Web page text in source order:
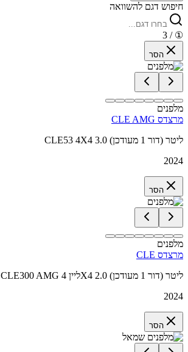
חיפוש דגם להשוואה
①
/ 3
הסר
מלפנים
מרצדס CLE AMG
CLE53 4X4 3.0 ליטר (דור 1 מעודכן)
2024
הסר
מלפנים
מרצדס CLE
CLE300 AMG ליין 4X4 2.0 ליטר (דור 1 מעודכן)
2024
הסר